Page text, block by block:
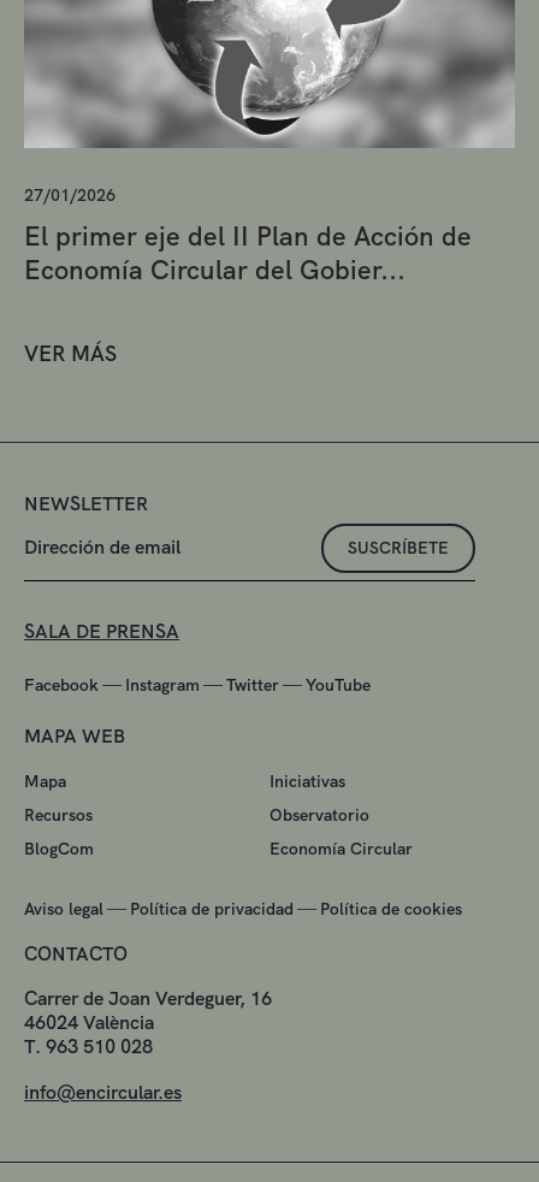
27/01/2026
El primer eje del II Plan de Acción de
Economía Circular del Gobier...
VER MÁS
NEWSLETTER
SUSCRÍBETE
SALA DE PRENSA
Facebook — Instagram —Twitter—YouTube
MAPA WEB
Mapa
Iniciativas
Recursos
Observatorio
BlogCom
Economía Circular
Aviso legal — Política de privacidad — Política de cookies
CONTACTO
Carrer de Joan Verdeguer, 16
46024 València
T. 963 510 028
info@encircular.es